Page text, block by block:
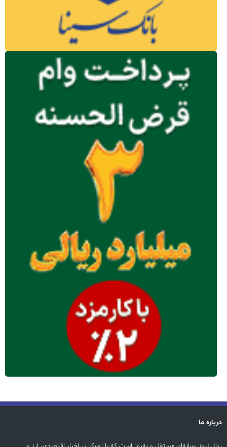
درباره ما